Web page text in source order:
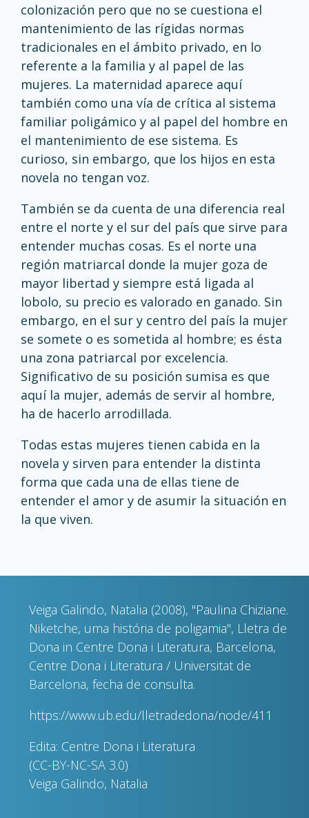
colonización pero que no se cuestiona el
mantenimiento de las rígidas normas
tradicionales en el ámbito privado, en lo
referente a la familia y al papel de las
mujeres. La maternidad aparece aquí
también como una vía de crítica al sistema
familiar poligámico y al papel del hombre en
el mantenimiento de ese sistema. Es
curioso, sin embargo, que los hijos en esta
novela no tengan voz.
También se da cuenta de una diferencia real
entre el norte y el sur del país que sirve para
entender muchas cosas. Es el norte una
región matriarcal donde la mujer goza de
mayor libertad y siempre está ligada al
lobolo, su precio es valorado en ganado. Sin
embargo, en el sur y centro del país la mujer
se somete o es sometida al hombre; es ésta
una zona patriarcal por excelencia.
Significativo de su posición sumisa es que
aquí la mujer, además de servir al hombre,
ha de hacerlo arrodillada.
Todas estas mujeres tienen cabida en la
novela y sirven para entender la distinta
forma que cada una de ellas tiene de
entender el amor y de asumir la situación en
la que viven.
Veiga Galindo, Natalia (2008), "Paulina Chiziane.
Niketche, uma história de poligamia", Lletra de
Dona in Centre Dona i Literatura, Barcelona,
Centre Dona i Literatura / Universitat de
Barcelona, fecha de consulta.
https://www.ub.edu/lletradedona/node/411
Edita: Centre Dona i Literatura
(CC-BY-NC-SA 3.0)
Veiga Galindo, Natalia